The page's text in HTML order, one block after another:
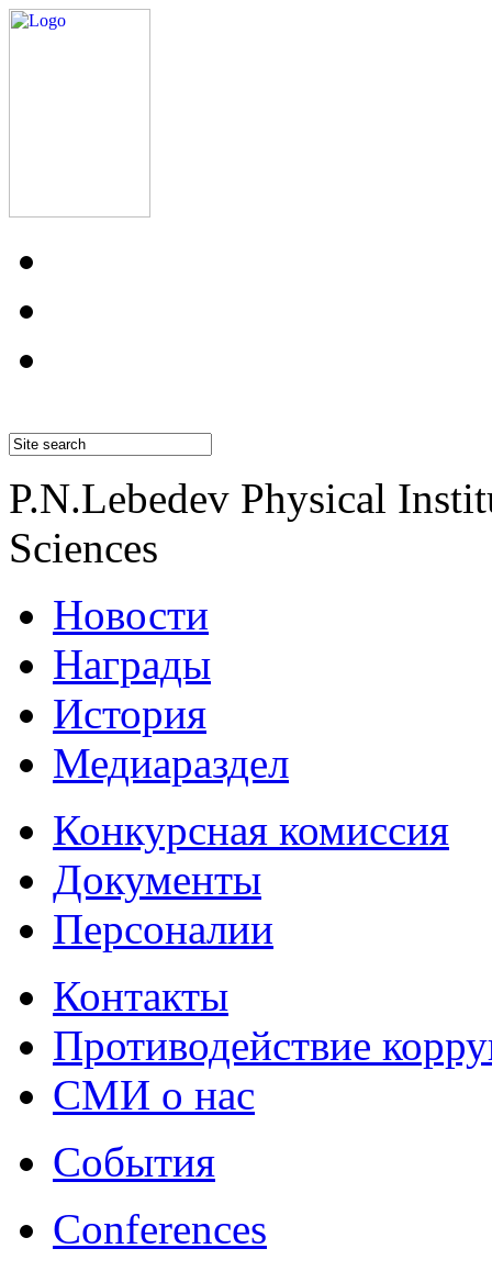
P.N.Lebedev Physical
Sciences
Новости
Награды
История
Медиараздел
Конкурсная комиссия
Документы
Персоналии
Контакты
Противодействие
СМИ о нас
События
Conferences